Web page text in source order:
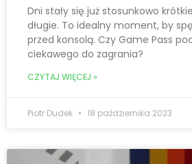
Dni stały się już stosunkowo
długie. To idealny moment, by
przed konsolą. Czy Game Pass
ciekawego do zagrania?
CZYTAJ WIĘCEJ »
Piotr Dudek 18 października 2023